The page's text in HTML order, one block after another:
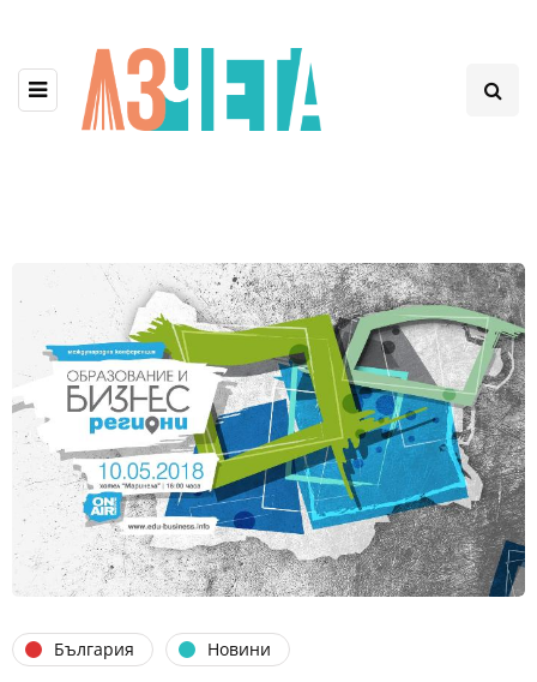
България Новини